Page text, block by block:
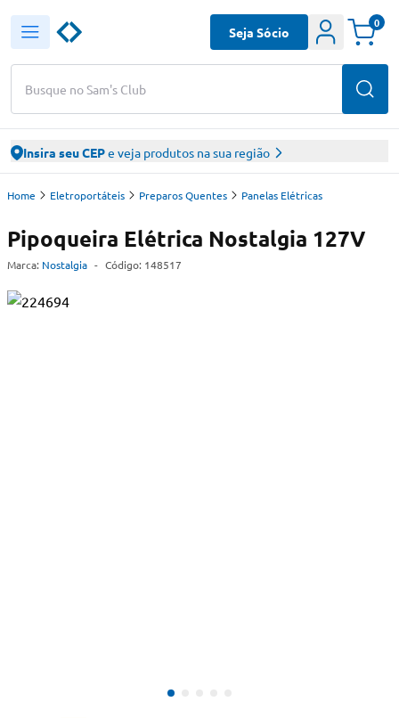
Busque no Sam's Club
Seja Sócio
0
Insira seu CEPe veja produtos na sua região
Home Eletroportáteis Preparos Quentes Panelas Elétricas
Pipoqueira Elétrica Nostalgia 127V
Marca: Nostalgia - Código: 148517